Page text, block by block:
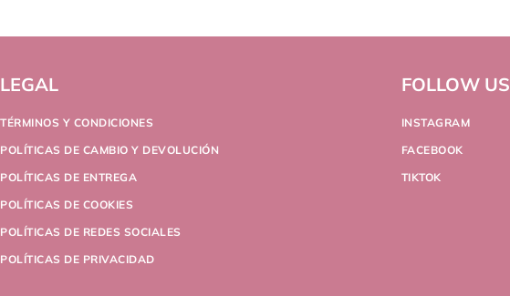
LEGAL
TÉRMINOS Y CONDICIONES
POLÍTICAS DE CAMBIO Y DEVOLUCIÓN
POLÍTICAS DE ENTREGA
POLÍTICAS DE COOKIES
POLÍTICAS DE REDES SOCIALES
POLÍTICAS DE PRIVACIDAD
FOLLOW US
INSTAGRAM
FACEBOOK
TIKTOK